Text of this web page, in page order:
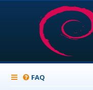
FAQ